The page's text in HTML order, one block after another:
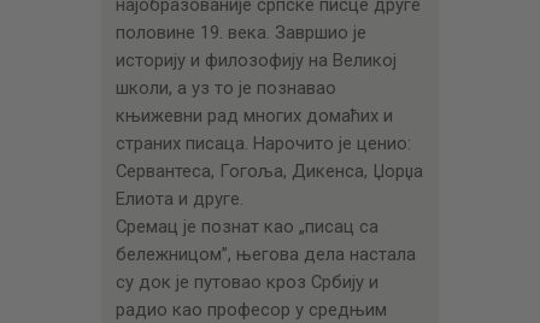
ПИСМО
најобразованије српске писце друге
половине 19. века. Завршио је
историју и филозофију на Великој
школи, а уз то је познавао
књижевни рад многих домаћих и
страних писаца. Нарочито је ценио:
Сервантеса, Гогоља, Дикенса, Џорџа
Елиота и друге.
Сремац је познат као „писац са
бележницом”, његова дела настала
су док је путовао кроз Србију и
радио као професор у средњим